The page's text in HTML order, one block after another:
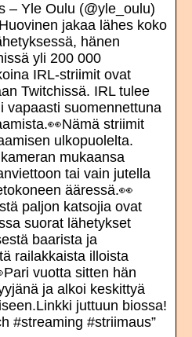
– Yle Oulu (@yle_oulu)
jakaa lähes koko
hänen
yli 200 000
IRL-striimit ovat
Twitchissä. IRL tulee
vapaasti suomennettuna
striimit
ulkopuolelta.
mukaansa
tai vain jutella
ääressä.👀
paljon katsojia ovat
suorat lähetykset
baarista ja
railakkaista illoista
vuotta sitten hän
ja alkoi keskittyä
juttuun biossa!
#streaming #striimaus”